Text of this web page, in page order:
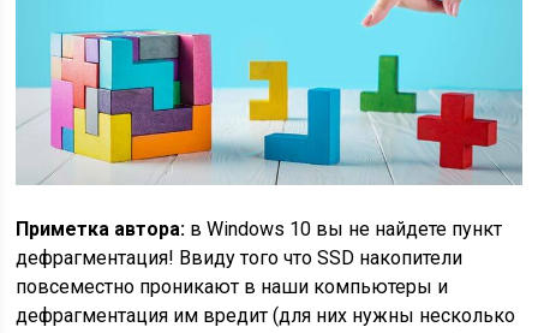
Приметка автора: в Windows 10 вы не найдете пункт
дефрагментация! Ввиду того что SSD накопители
повсеместно проникают в наши компьютеры и
дефрагментация им вредит (для них нужны несколько